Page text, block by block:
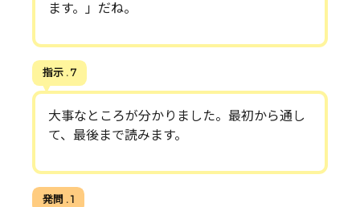
ます。」だね。
指示 . 7
大事なところが分かりました。最初から通し
て、最後まで読みます。
発問 . 1